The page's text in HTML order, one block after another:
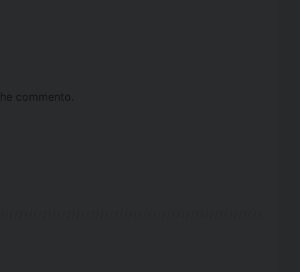
commento.